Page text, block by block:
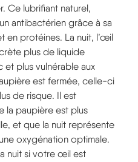
Ce lubrifiant naturel,
antibactérien grâce à sa
en protéines. La nuit, l’œil
plus de liquide
et plus vulnérable aux
est fermée, celle-ci
de risque. Il est
la paupière est plus
et que la nuit représente
oxygénation optimale.
nuit si votre œil est